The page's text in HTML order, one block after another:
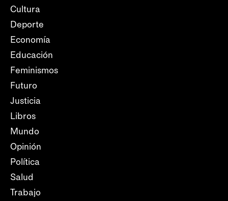
Cultura
Deporte
Economía
Educación
Feminismos
Futuro
Justicia
Libros
Mundo
Opinión
Política
Salud
Trabajo